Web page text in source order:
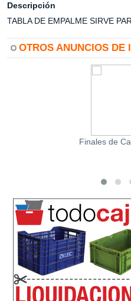
Descripción
TABLA DE EMPALME SIRVE
OTROS ANUNCIOS DE
Finales de